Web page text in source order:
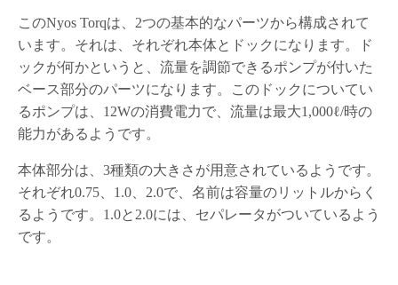
このNyos Torqは、2つの基本的なパーツから構成されて
います。それは、それぞれ本体とドックになります。ド
ックが何かというと、流量を調節できるポンプが付いた
ベース部分のパーツになります。このドックについてい
るポンプは、12Wの消費電力で、流量は最大1,000ℓ/時の
能力があるようです。
本体部分は、3種類の大きさが用意されているようです。
それぞれ0.75、1.0、2.0で、名前は容量のリットルからく
るようです。1.0と2.0には、セパレータがついているよう
です。